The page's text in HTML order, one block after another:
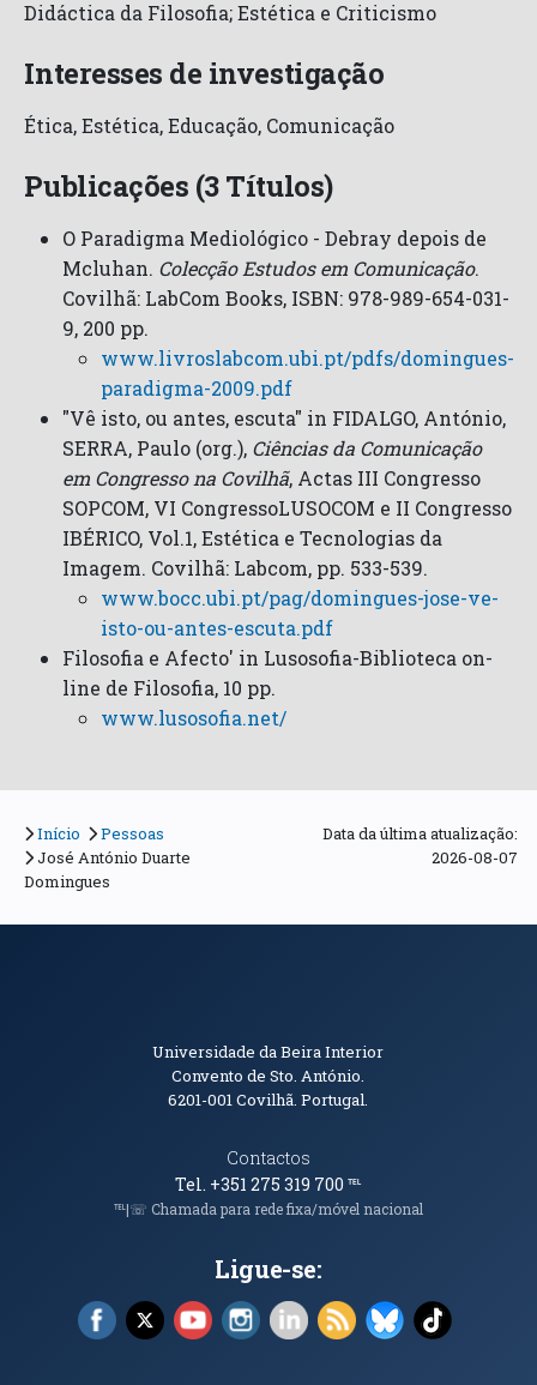
Didáctica da Filosofia; Estética e Criticismo
Interesses de investigação
Ética, Estética, Educação, Comunicação
Publicações (3 Títulos)
O Paradigma Mediológico - Debray depois de
Mcluhan. Colecção Estudos em Comunicação.
Covilhã: LabCom Books, ISBN: 978-989-654-031-
9, 200 pp.
www.livroslabcom.ubi.pt/pdfs/domingues-
paradigma-2009.pdf
"Vê isto, ou antes, escuta" in FIDALGO, António,
SERRA, Paulo (org.), Ciências da Comunicação
em Congresso na Covilhã, Actas III Congresso
SOPCOM, VI CongressoLUSOCOM e II Congresso
IBÉRICO, Vol.1, Estética e Tecnologias da
Imagem. Covilhã: Labcom, pp. 533-539.
www.bocc.ubi.pt/pag/domingues-jose-ve-
isto-ou-antes-escuta.pdf
Filosofia e Afecto' in Lusosofia-Biblioteca on-
line de Filosofia, 10 pp.
www.lusosofia.net/
Início
Pessoas
José António Duarte
Domingues
Data da última atualização:
2026-08-07
Informações de Contacto
Universidade da Beira Interior
Convento de Sto. António.
6201-001Covilhã. Portugal.
Contactos
Tel. +351 275 319 700℡
℡|☏ Chamada para rede fixa/móvel nacional
Ligue-se:
Facebook (abre em nova janela)
X (abre em nova janela)
YouTube (abre em nova janela)
Instagram (abre em nova janela)
LinkedIn (abre em nova
RSS (abre em nova
Bluesky (abre
TikTok